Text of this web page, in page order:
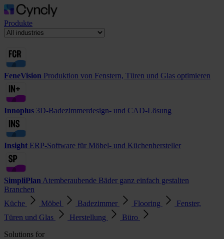
Produkte
FeneVision Produktion von Fenstern, Türen und Glas optimieren
Innoplus 3D-Badezimmerdesign- und CAD-Lösung
Insight ERP-Software für Möbel- und Küchenhersteller
SimpliPlan Atemberaubende Bäder ganz einfach gestalten
Branchen
Küche
Möbel Badezimmer Flooring
Fenster,
Türen und Glas
Herstellung
Büro
Solutions for